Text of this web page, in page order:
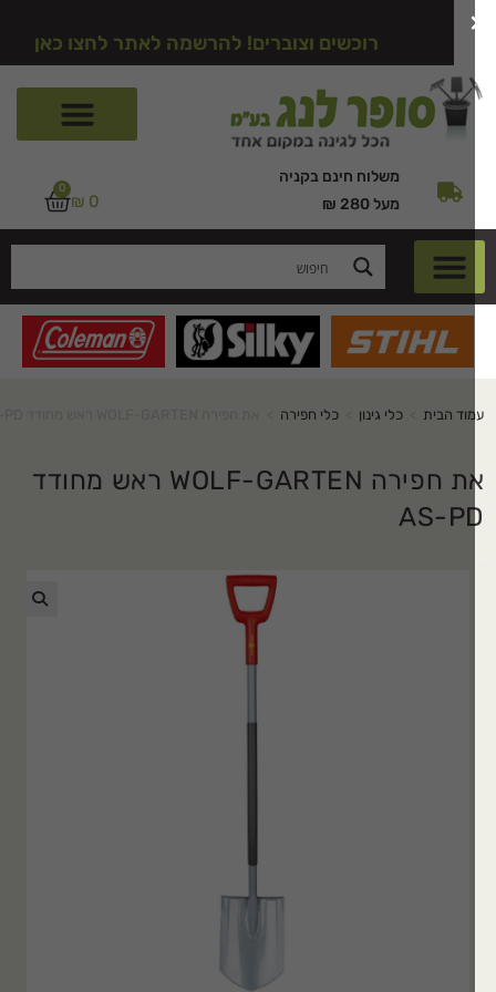
רוכשים וצוברים! להרשמה לאתר לחצו כאן
משלוח חינם בקניה
מעל 280 ₪
₪
הבית > כלי גינון > כלי חפירה >
את חפירה WOLF-GARTEN ראש מחודד
AS-